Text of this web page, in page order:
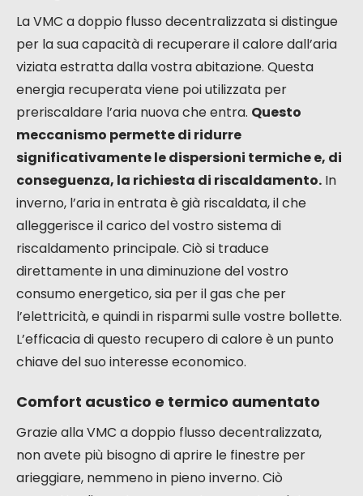
costante di aria fresca. A differenza di una semplice
aerazione tramite finestre, che può far entrare
polvere e pollini, questo sistema filtra l’aria esterna
prima di immetterla nella vostra abitazione. Ciò
significa che respirate un’aria più sana, priva di
particelle sottili, allergeni come il polline e
inquinanti. Questo è un vantaggio considerevole,
soprattutto se soffrite di allergie o problemi
respiratori. Inoltre, gestisce efficacemente l’umidità
interna, riducendo così i rischi di condensa e di
sviluppo di muffe, il che contribuisce a un ambiente
di vita più sano.
Ottimizzazione delle prestazioni
energetiche
La VMC a doppio flusso decentralizzata si distingue
per la sua capacità di recuperare il calore dall’aria
viziata estratta dalla vostra abitazione. Questa
preriscaldare l’aria nuova che entra.Questo
meccanismo permette di ridurre
significativamente le dispersioni termiche e, di